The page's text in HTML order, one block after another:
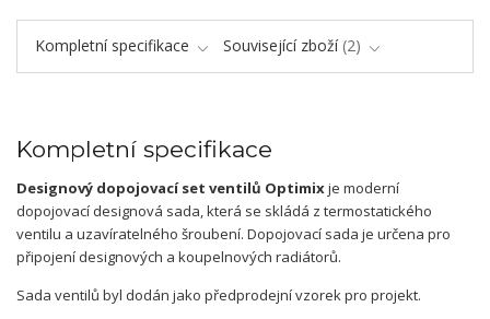
Kompletní specifikace Související zboží 2
Kompletní specifikace
Designový dopojovací set ventilů Optimixje moderní
dopojovací designová sada, která se skládá z termostatického
ventilu a uzavíratelného šroubení. Dopojovací sada je určena pro
připojení designových a koupelnových radiátorů.
Sada ventilů byl dodán jako předprodejní vzorek pro projekt.